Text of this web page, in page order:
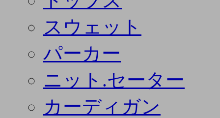
スウェット
パーカー
ニット.セーター
カーディガン